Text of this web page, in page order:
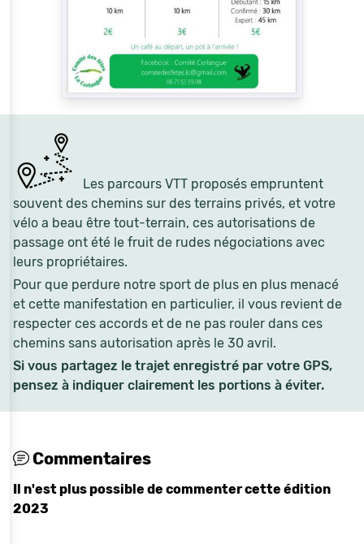
Les parcours VTT proposés empruntent
souvent des chemins sur des terrains privés, et votre
vélo a beau être tout-terrain, ces autorisations de
passage ont été le fruit de rudes négociations avec
leurs propriétaires.
Pour que perdure notre sport de plus en plus menacé
et cette manifestation en particulier, il vous revient de
respecter ces accords et de ne pas rouler dans ces
chemins sans autorisation après le 30 avril.
Si vous partagez le trajet enregistré par votre GPS,
pensez à indiquer clairement les portions à éviter.
Commentaires
Il n'est plus possible de commenter cette édition
2023